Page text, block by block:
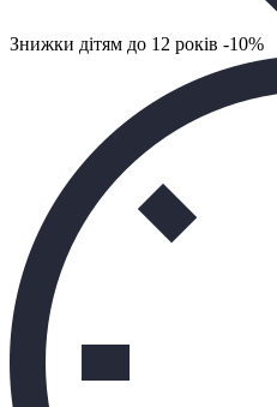
Знижки дітям до 12 років -10%